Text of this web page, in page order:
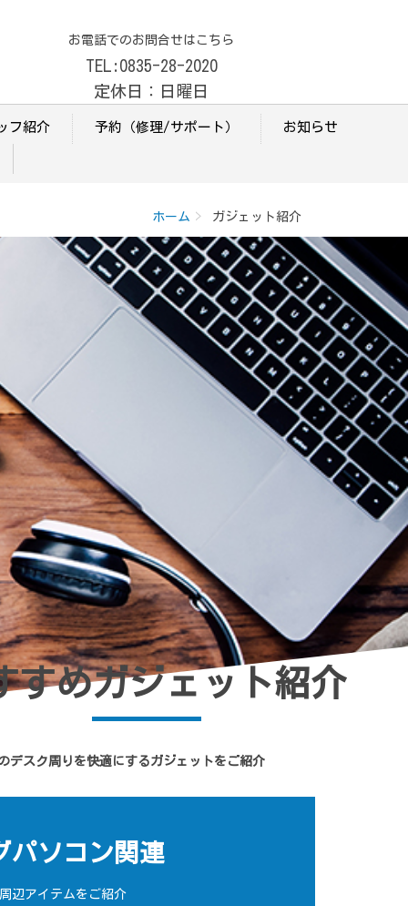
お電話でのお問合せはこちら
TEL:0835-28-2020
定休日：日曜日
フ紹介 予約（修理/サポート） お知らせ
ホーム ガジェット紹介
すめガジェット紹介
デスク周りを快適にするガジェットをご紹介
パソコン関連
辺アイテムをご紹介